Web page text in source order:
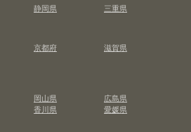
静岡県
三重県
京都府
滋賀県
岡山県
広島県
香川県
愛媛県